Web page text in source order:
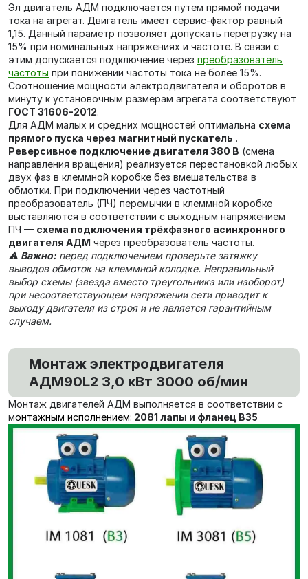
Эл двигатель АДМ подключается путем прямой подачи
тока на агрегат. Двигатель имеет сервис-фактор равный
1,15. Данный параметр позволяет допускать перегрузку на
15% при номинальных напряжениях и частоте. В связи с
этим допускается подключение через преобразователь
частоты при понижении частоты тока не более 15%.
Соотношение мощности электродвигателя и оборотов в
минуту к установочным размерам агрегата соответствуют
ГОСТ 31606-2012.
Для АДМ малых и средних мощностей оптимальна схема
прямого пуска через магнитный пускатель .
Реверсивное подключение двигателя 380 В (смена
направления вращения) реализуется перестановкой любых
двух фаз в клеммной коробке без вмешательства в
обмотки. При подключении через частотный
преобразователь (ПЧ) перемычки в клеммной коробке
выставляются в соответствии с выходным напряжением
ПЧ — схема подключения трёхфазного асинхронного
двигателя АДМ через преобразователь частоты.
⚠️ Важно: перед подключением проверьте затяжку
выводов обмоток на клеммной колодке. Неправильный
выбор схемы (звезда вместо треугольника или наоборот)
при несоответствующем напряжении сети приводит к
выходу двигателя из строя и не является гарантийным
случаем.
Монтаж электродвигателя
АДМ90L2 3,0 кВт 3000 об/мин
Монтаж двигателей АДМ выполняется в соответствии с
монтажным исполнением: 2081 лапы и фланец В35